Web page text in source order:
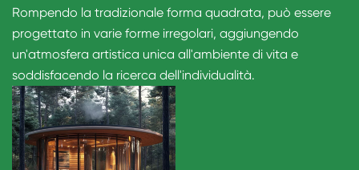
Rompendo la tradizionale forma quadrata, può essere
progettato in varie forme irregolari, aggiungendo
un'atmosfera artistica unica all'ambiente di vita e
soddisfacendo la ricerca dell'individualità.